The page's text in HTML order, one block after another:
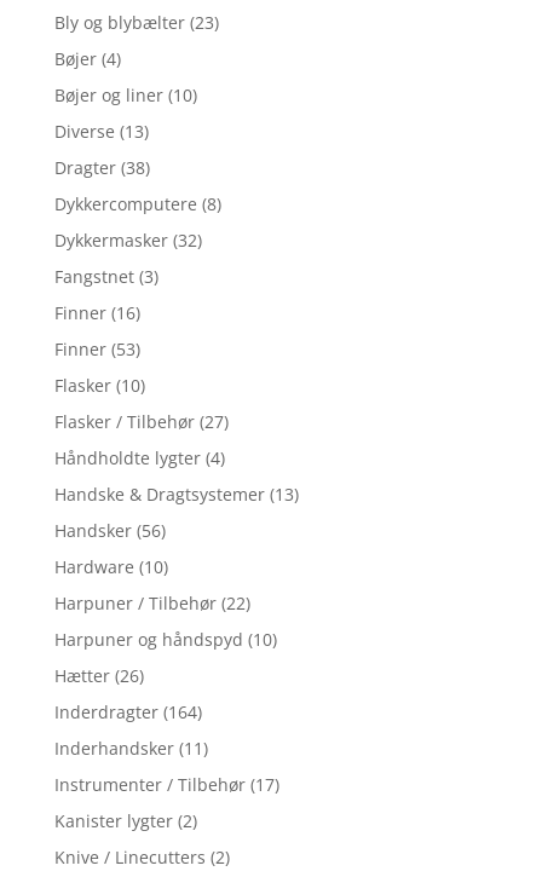
Bly og blybælter (23)
Bøjer (4)
Bøjer og liner (10)
Diverse (13)
Dragter (38)
Dykkercomputere (8)
Dykkermasker (32)
Fangstnet (3)
Finner (16)
Finner (53)
Flasker (10)
Flasker / Tilbehør (27)
Håndholdte lygter (4)
Handske & Dragtsystemer (13)
Handsker (56)
Hardware (10)
Harpuner / Tilbehør (22)
Harpuner og håndspyd (10)
Hætter (26)
Inderdragter (164)
Inderhandsker (11)
Instrumenter / Tilbehør (17)
Kanister lygter (2)
Knive / Linecutters (2)